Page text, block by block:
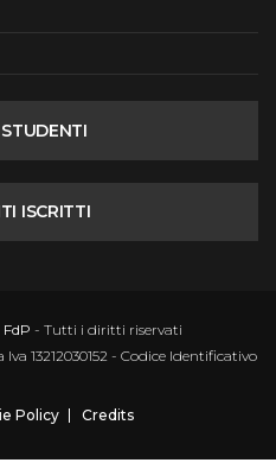
ISCRITTI
- Tutti i diritti riservati
13212030152 - Codice Identificativo
Policy Credits